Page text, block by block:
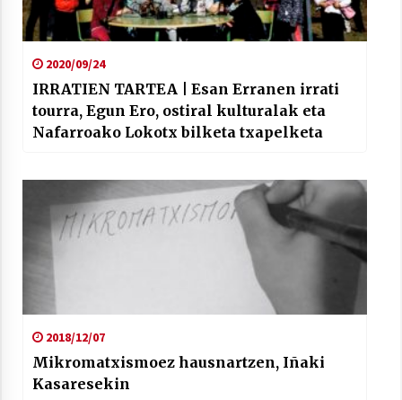
2020/09/24
IRRATIEN TARTEA | Esan Erranen irrati
tourra, Egun Ero, ostiral kulturalak eta
Nafarroako Lokotx bilketa txapelketa
2018/12/07
Mikromatxismoez hausnartzen, Iñaki
Kasaresekin